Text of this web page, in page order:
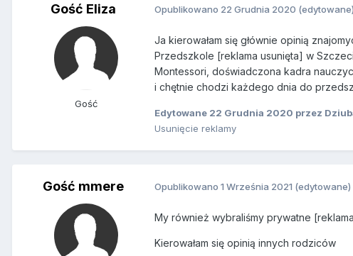
Gość Eliza
Gość
Opublikowano 22 Grudnia 2020 (edytowane)
Ja kierowałam się głównie opinią
Przedszkole [reklama usunięta] w
Montessori, doświadczona kadra
i chętnie chodzi każdego dnia do
Edytowane 22 Grudnia 2020 przez
Usunięcie reklamy
Gość mmere Opublikowano 1 Września 2021 (edytowane)
My również wybraliśmy prywatne
Kierowałam się opinią innych rodziców